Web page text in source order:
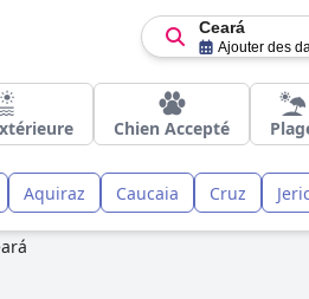
Ceará
Ajouter des
Chien Accepté
Aquiraz Caucaia Cruz